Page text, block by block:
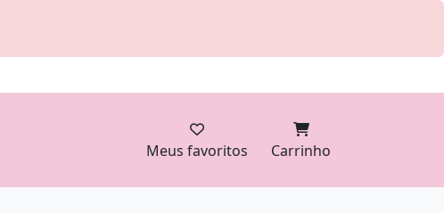
Meus favoritos Carrinho